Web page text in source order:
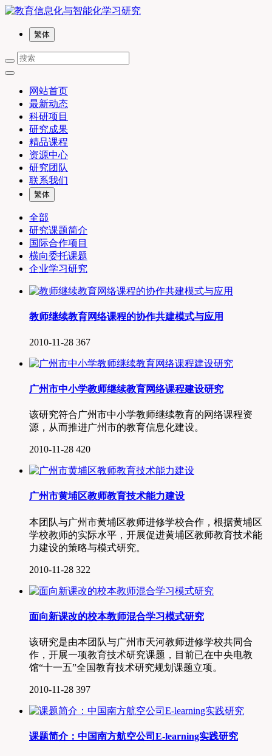
繁体
网站首页
最新动态
科研项目
研究成果
精品课程
资源中心
研究团队
联系我们
繁体
全部
研究课题简介
国际合作项目
横向委托课题
企业学习研究
教师继续教育网络课程的协作共建模式与应用
2010-11-28 367
广州市中小学教师继续教育网络课程建设研究
该研究符合广州市中小学教师继续教育的网络课程资
源，从而推进广州市的教育信息化建设。
2010-11-28 420
广州市黄埔区教师教育技术能力建设
本团队与广州市黄埔区教师进修学校合作，根据黄埔区
学校教师的实际水平，开展促进黄埔区教师教育技术能
力建设的策略与模式研究。
2010-11-28 322
面向新课改的校本教师混合学习模式研究
该研究是由本团队与广州市天河教师进修学校共同合
作，开展一项教育技术研究课题，目前已在中央电教
馆“十一五”全国教育技术研究规划课题立项。
2010-11-28 397
课题简介：中国南方航空公司E-learning实践研究